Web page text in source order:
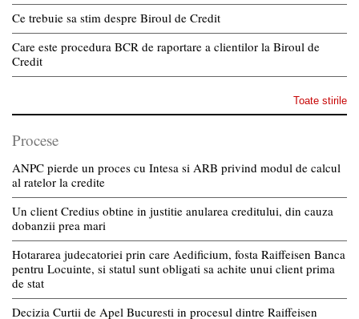
Ce trebuie sa stim despre Biroul de Credit
Care este procedura BCR de raportare a clientilor la Biroul de
Credit
Toate stirile
Procese
ANPC pierde un proces cu Intesa si ARB privind modul de calcul
al ratelor la credite
Un client Credius obtine in justitie anularea creditului, din cauza
dobanzii prea mari
Hotararea judecatoriei prin care Aedificium, fosta Raiffeisen Banca
pentru Locuinte, si statul sunt obligati sa achite unui client prima
de stat
Decizia Curtii de Apel Bucuresti in procesul dintre Raiffeisen